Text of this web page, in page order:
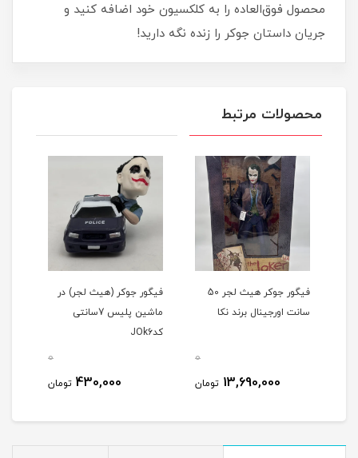
محصول فوق‌العاده را به کلکسیون خود اضافه کنید و
جریان داستان جوکر را زنده نگه دارید!
محصولات مرتبط
فیگور جوکر هیث لجر 50
سانت اورجینال برند نکا
0
13,690,000 تومان
فیگور جوکر (هیث لجر) در
ماشین پلیس 7سانتی
کدJOk6
0
430,000 تومان